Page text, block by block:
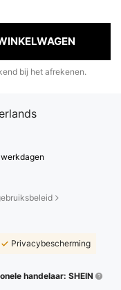
bij het afrekenen.
Privacybescherming
handelaar: SHEIN